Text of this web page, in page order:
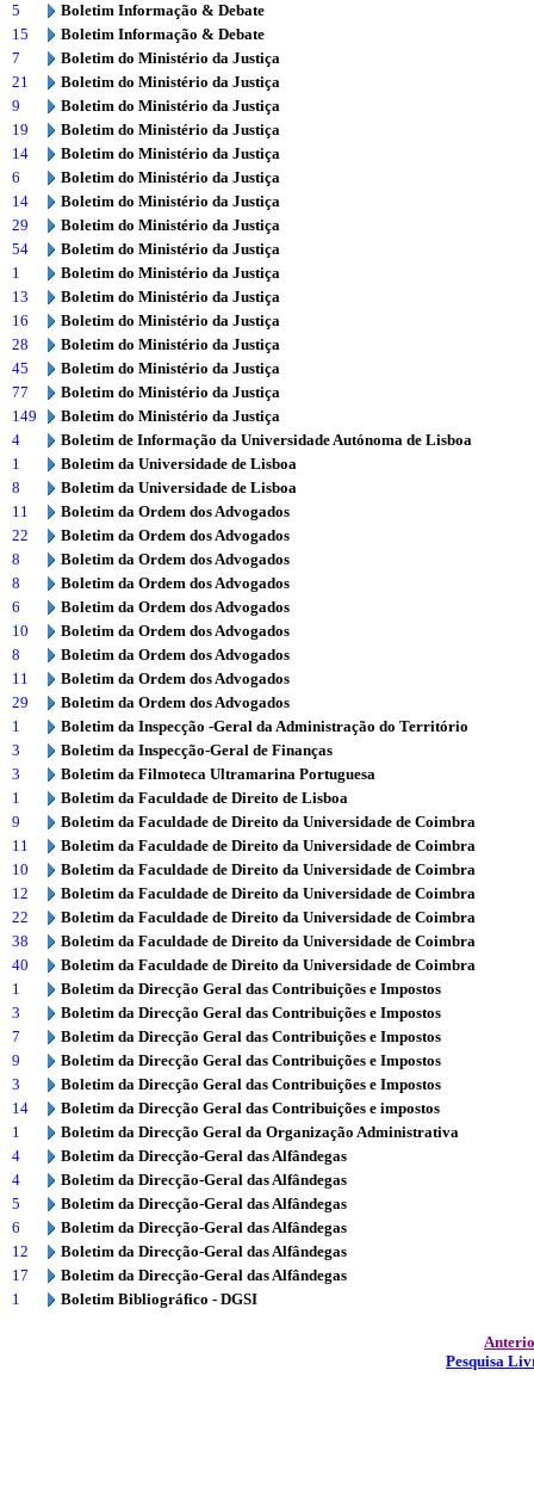
5
Boletim Informação & Debate
15
Boletim Informação & Debate
7
Boletim do Ministério da Justiça
21
Boletim do Ministério da Justiça
9
Boletim do Ministério da Justiça
19
Boletim do Ministério da Justiça
14
Boletim do Ministério da Justiça
6
Boletim do Ministério da Justiça
14
Boletim do Ministério da Justiça
29
Boletim do Ministério da Justiça
54
Boletim do Ministério da Justiça
1
Boletim do Ministério da Justiça
13
Boletim do Ministério da Justiça
16
Boletim do Ministério da Justiça
28
Boletim do Ministério da Justiça
45
Boletim do Ministério da Justiça
77
Boletim do Ministério da Justiça
149
Boletim do Ministério da Justiça
4
Boletim de Informação da Universidade Autónoma de Lisboa
1
Boletim da Universidade de Lisboa
8
Boletim da Universidade de Lisboa
11
Boletim da Ordem dos Advogados
22
Boletim da Ordem dos Advogados
8
Boletim da Ordem dos Advogados
8
Boletim da Ordem dos Advogados
6
Boletim da Ordem dos Advogados
10
Boletim da Ordem dos Advogados
8
Boletim da Ordem dos Advogados
11
Boletim da Ordem dos Advogados
29
Boletim da Ordem dos Advogados
1
Boletim da Inspecção -Geral da Administração do Território
3
Boletim da Inspecção-Geral de Finanças
3
Boletim da Filmoteca Ultramarina Portuguesa
1
Boletim da Faculdade de Direito de Lisboa
9
Boletim da Faculdade de Direito da Universidade de Coimbra
11
Boletim da Faculdade de Direito da Universidade de Coimbra
10
Boletim da Faculdade de Direito da Universidade de Coimbra
12
Boletim da Faculdade de Direito da Universidade de Coimbra
22
Boletim da Faculdade de Direito da Universidade de Coimbra
38
Boletim da Faculdade de Direito da Universidade de Coimbra
40
Boletim da Faculdade de Direito da Universidade de Coimbra
1
Boletim da Direcção Geral das Contribuições e Impostos
3
Boletim da Direcção Geral das Contribuições e Impostos
7
Boletim da Direcção Geral das Contribuições e Impostos
9
Boletim da Direcção Geral das Contribuições e Impostos
3
Boletim da Direcção Geral das Contribuições e Impostos
14
Boletim da Direcção Geral das Contribuições e impostos
1
Boletim da Direcção Geral da Organização Administrativa
4
Boletim da Direcção-Geral das Alfândegas
4
Boletim da Direcção-Geral das Alfândegas
5
Boletim da Direcção-Geral das Alfândegas
6
Boletim da Direcção-Geral das Alfândegas
12
Boletim da Direcção-Geral das Alfândegas
17
Boletim da Direcção-Geral das Alfândegas
1
Boletim Bibliográfico - DGSI
Pesquisa